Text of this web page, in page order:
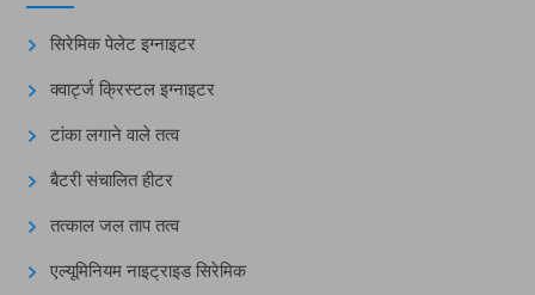
सिरेमिक पेलेट इग्नाइटर
क्वार्ट्ज क्रिस्टल इग्नाइटर
टांका लगाने वाले तत्व
बैटरी संचालित हीटर
तत्काल जल ताप तत्व
एल्यूमिनियम नाइट्राइड सिरेमिक